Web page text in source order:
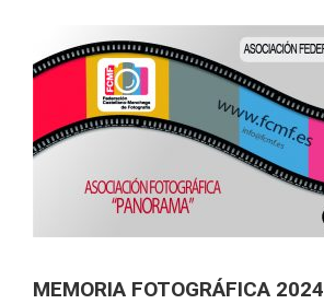
MEMORIA FOTOGRÁFICA 2024